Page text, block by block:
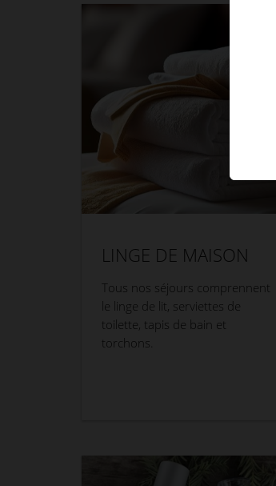
LINGE DE MAISON
Tous nos séjours comprennent
le linge de lit, serviettes de
toilette, tapis de bain et
torchons.